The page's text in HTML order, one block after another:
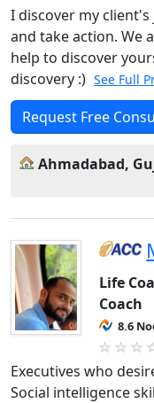
I discover my
and take action. We
help to discover
discovery :) See Full
Request Free
Ahmadabad,
Life
Coach
8.6
Executives who
Social intelligence